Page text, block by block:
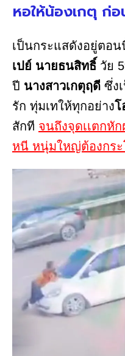
หอให้น้องเกตุ ก่
เป็นกระแสดังอยู่ตอ
เปย์ นายธนสิทธิ์ วัย
ปี นางสาวเกตุฤดี ซึ่ง
รัก ทุ่มเทให้ทุกอย่างโ
สักที จนถึงจุดเเตกหั
หนี หนุ่มใหญ่ต้องกระ